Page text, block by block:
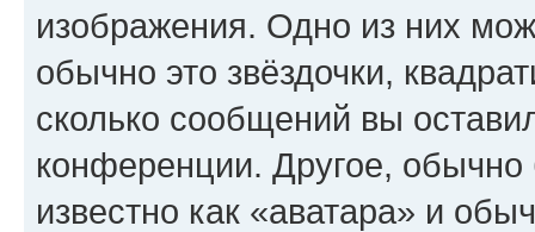
изображения. Одно из них
обычно это звёздочки,
сколько сообщений вы
конференции. Другое,
известно как «аватара» и